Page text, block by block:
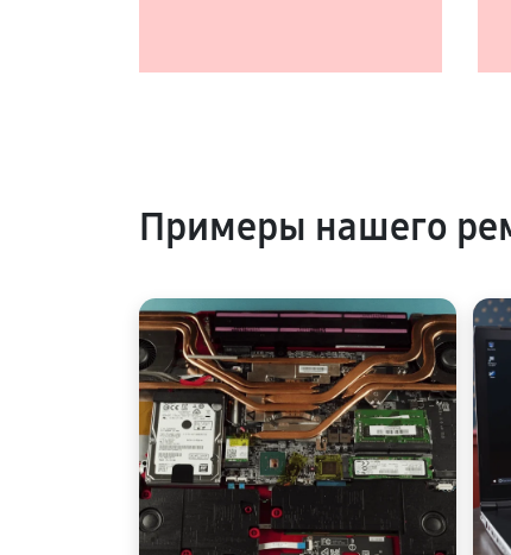
Примеры нашего